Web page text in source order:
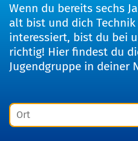
Wenn du bereits sechs
alt bist und dich Technik
interessiert, bist du bei
richtig! Hier findest du
Jugendgruppe in deiner